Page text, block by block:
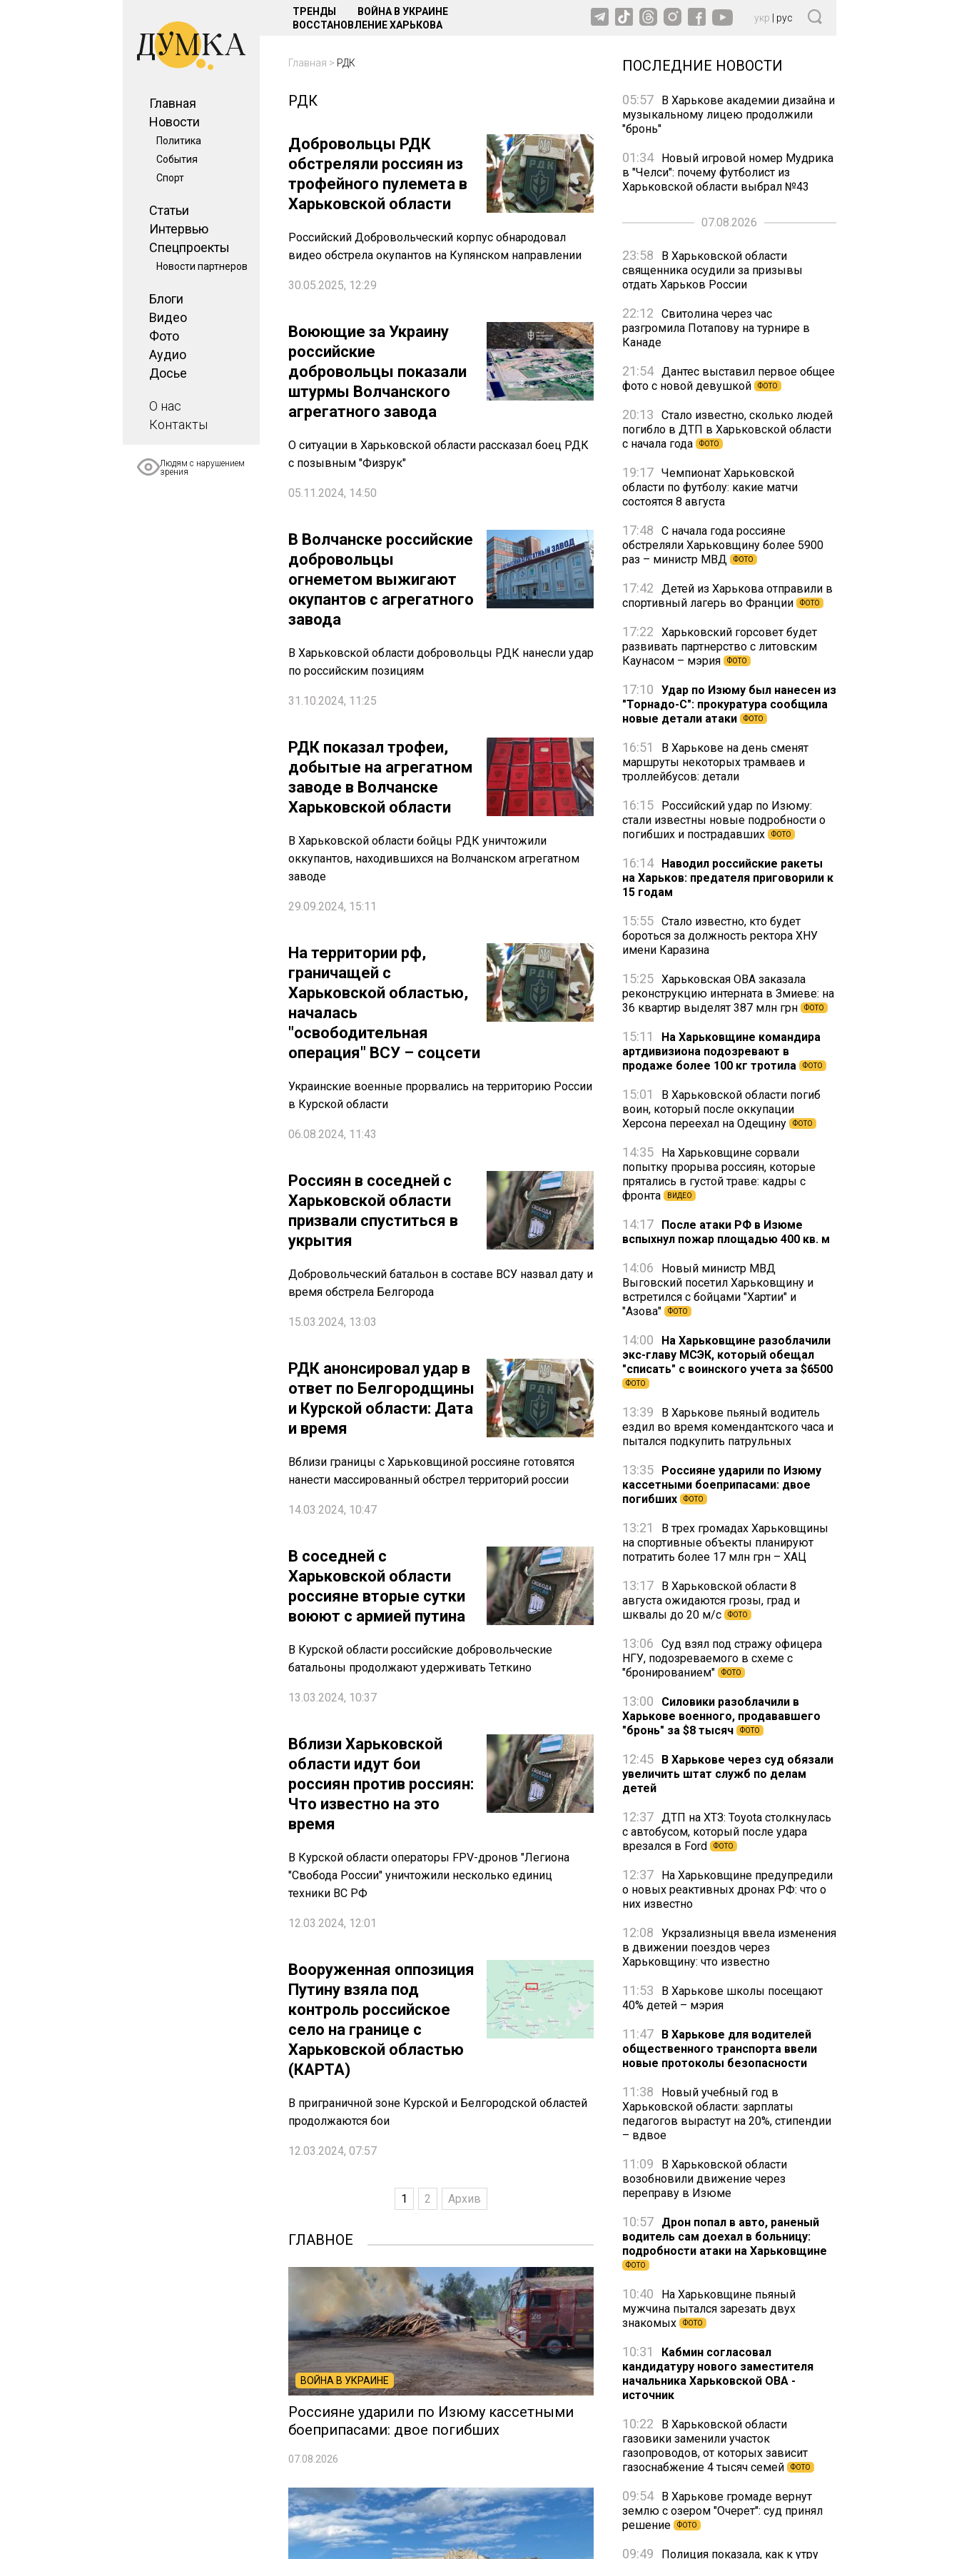
Главная
Новости
Политика
События
Спорт
Статьи
Интервью
Спецпроекты
Новости партнеров
Блоги
Видео
Фото
Аудио
Досье
О нас
Контакты
Людям с нарушением
зрения
ТРЕНДЫ
ВОЙНА В УКРАИНЕ
ВОССТАНОВЛЕНИЕ ХАРЬКОВА
укр рус
Главная > РДК
РДК
Добровольцы РДК
обстреляли россиян из
трофейного пулемета в
Харьковской области
Российский Добровольческий корпус обнародовал
видео обстрела окупантов на Купянском направлении
30.05.2025, 12:29
Воюющие за Украину
российские
добровольцы показали
штурмы Волчанского
агрегатного завода
О ситуации в Харьковской области рассказал боец РДК
с позывным "Физрук"
05.11.2024, 14:50
В Волчанске российские
добровольцы
огнеметом выжигают
окупантов с агрегатного
завода
В Харьковской области добровольцы РДК нанесли удар
по российским позициям
31.10.2024, 11:25
РДК показал трофеи,
добытые на агрегатном
заводе в Волчанске
Харьковской области
В Харьковской области бойцы РДК уничтожили
оккупантов, находившихся на Волчанском агрегатном
заводе
29.09.2024, 15:11
На территории рф,
граничащей с
Харьковской областью,
началась
"освободительная
операция" ВСУ – соцсети
Украинские военные прорвались на территорию России
в Курской области
06.08.2024, 11:43
Россиян в соседней с
Харьковской области
призвали спуститься в
укрытия
Добровольческий батальон в составе ВСУ назвал дату и
время обстрела Белгорода
15.03.2024, 13:03
РДК анонсировал удар в
ответ по Белгородщины
и Курской области: Дата
и время
Вблизи границы с Харьковщиной россияне готовятся
нанести массированный обстрел территорий россии
14.03.2024, 10:47
В соседней с
Харьковской области
россияне вторые сутки
воюют с армией путина
В Курской области российские добровольческие
батальоны продолжают удерживать Теткино
13.03.2024, 10:37
Вблизи Харьковской
области идут бои
россиян против россиян:
Что известно на это
время
В Курской области операторы FPV-дронов "Легиона
"Свобода России" уничтожили несколько единиц
техники ВС РФ
12.03.2024, 12:01
Вооруженная оппозиция
Путину взяла под
контроль российское
село на границе с
Харьковской областью
(КАРТА)
В приграничной зоне Курской и Белгородской областей
продолжаются бои
12.03.2024, 07:57
1 2 Архив
ГЛАВНОЕ
ВОЙНА В УКРАИНЕ
Россияне ударили по Изюму кассетными
боеприпасами: двое погибших
07.08.2026
ПОСЛЕДНИЕ НОВОСТИ
05:57
В Харькове академии дизайна и
музыкальному лицею продолжили
"бронь"
01:34
Новый игровой номер Мудрика
в "Челси": почему футболист из
Харьковской области выбрал №43
07.08.2026
23:58
В Харьковской области
священника осудили за призывы
отдать Харьков России
22:12
Свитолина через час
разгромила Потапову на турнире в
Канаде
21:54 Дантес выставил первое общее
фото с новой девушкой
ФОТО
20:13
Стало известно, сколько людей
погибло в ДТП в Харьковской области
с начала года
ФОТО
19:17 Чемпионат Харьковской
области по футболу: какие матчи
состоятся 8 августа
17:48
С начала года россияне
обстреляли Харьковщину более 5900
раз – министр МВД
ФОТО
17:42
Детей из Харькова отправили в
спортивный лагерь во Франции
ФОТО
17:22
Харьковский горсовет будет
развивать партнерство с литовским
Каунасом – мэрия
ФОТО
17:10
Удар по Изюму был нанесен из
"Торнадо-С": прокуратура сообщила
новые детали атаки
ФОТО
16:51
В Харькове на день сменят
маршруты некоторых трамваев и
троллейбусов: детали
16:15
Российский удар по Изюму:
стали известны новые подробности о
погибших и пострадавших
ФОТО
16:14
Наводил российские ракеты
на Харьков: предателя приговорили к
15 годам
15:55 Стало известно, кто будет
бороться за должность ректора ХНУ
имени Каразина
15:25 Харьковская ОВА заказала
реконструкцию интерната в Змиеве: на
36 квартир выделят 387 млн грн
ФОТО
15:11
На Харьковщине командира
артдивизиона подозревают в
продаже более 100 кг тротила
ФОТО
15:01
В Харьковской области погиб
воин, который после оккупации
Херсона переехал на Одещину
ФОТО
14:35
На Харьковщине сорвали
попытку прорыва россиян, которые
прятались в густой траве: кадры с
фронта
ВИДЕО
14:17
После атаки РФ в Изюме
вспыхнул пожар площадью 400 кв. м
14:06
Новый министр МВД
Выговский посетил Харьковщину и
встретился с бойцами "Хартии" и
"Азова"
ФОТО
14:00
На Харьковщине разоблачили
экс-главу МСЭК, который обещал
"списать" с воинского учета за $6500
ФОТО
13:39
В Харькове пьяный водитель
ездил во время комендантского часа и
пытался подкупить патрульных
13:35
Россияне ударили по Изюму
кассетными боеприпасами: двое
погибших
ФОТО
13:21
В трех громадах Харьковщины
на спортивные объекты планируют
потратить более 17 млн грн – ХАЦ
13:17
В Харьковской области 8
августа ожидаются грозы, град и
шквалы до 20 м/с
ФОТО
13:06
Суд взял под стражу офицера
НГУ, подозреваемого в схеме с
"бронированием"
ФОТО
13:00
Силовики разоблачили в
Харькове военного, продававшего
"бронь" за $8 тысяч
ФОТО
12:45
В Харькове через суд обязали
увеличить штат служб по делам
детей
12:37 ДТП на ХТЗ: Toyota столкнулась
с автобусом, который после удара
врезался в Ford
ФОТО
12:37
На Харьковщине предупредили
о новых реактивных дронах РФ: что о
них известно
12:08
Укрзализныця ввела изменения
в движении поездов через
Харьковщину: что известно
11:53
В Харькове школы посещают
40% детей – мэрия
11:47
В Харькове для водителей
общественного транспорта ввели
новые протоколы безопасности
11:38
Новый учебный год в
Харьковской области: зарплаты
педагогов вырастут на 20%, стипендии
– вдвое
11:09
В Харьковской области
возобновили движение через
переправу в Изюме
10:57
Дрон попал в авто, раненый
водитель сам доехал в больницу:
подробности атаки на Харьковщине
ФОТО
10:40
На Харьковщине пьяный
мужчина пытался зарезать двух
знакомых
ФОТО
10:31
Кабмин согласовал
кандидатуру нового заместителя
начальника Харьковской ОВА -
источник
10:22
В Харьковской области
газовики заменили участок
газопроводов, от которых зависит
газоснабжение 4 тысяч семей
ФОТО
09:54
В Харькове громаде вернут
землю с озером "Очерет": суд принял
решение
ФОТО
09:49 Полиция показала, как к утру